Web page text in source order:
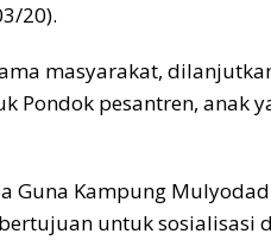
20).
masyarakat,
Pondok pesantren, anak
Guna Kampung
untuk sosialisasi